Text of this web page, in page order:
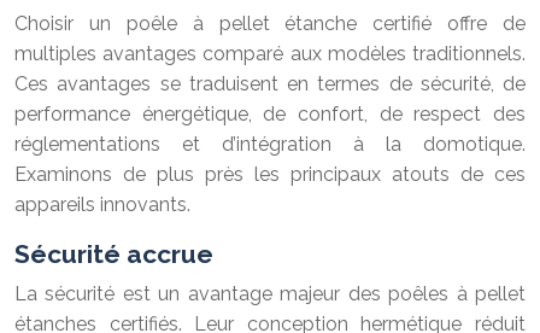
Choisir un poêle à pellet étanche certifié offre de
multiples avantages comparé aux modèles traditionnels.
Ces avantages se traduisent en termes de sécurité, de
performance énergétique, de confort, de respect des
réglementations et d’intégration à la domotique.
Examinons de plus près les principaux atouts de ces
appareils innovants.
Sécurité accrue
La sécurité est un avantage majeur des poêles à pellet
étanches certifiés. Leur conception hermétique réduit